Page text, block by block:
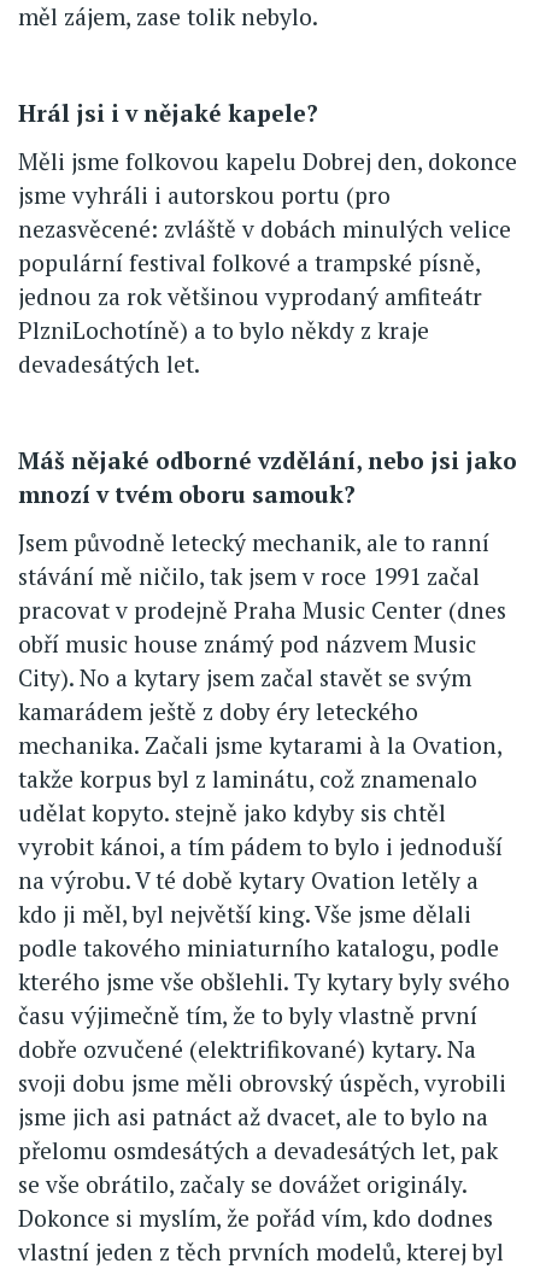
měl zájem, zase tolik nebylo.
Hrál jsi i v nějaké kapele?
Měli jsme folkovou kapelu Dobrej den, dokonce
jsme vyhráli i autorskou portu (pro
nezasvěcené: zvláště v dobách minulých velice
populární festival folkové a trampské písně,
jednou za rok většinou vyprodaný amfiteátr
PlzniLochotíně) a to bylo někdy z kraje
devadesátých let.
Máš nějaké odborné vzdělání, nebo jsi jako
mnozí v tvém oboru samouk?
Jsem původně letecký mechanik, ale to ranní
stávání mě ničilo, tak jsem v roce 1991 začal
pracovat v prodejně Praha Music Center (dnes
obří music house známý pod názvem Music
City). No a kytary jsem začal stavět se svým
kamarádem ještě z doby éry leteckého
mechanika. Začali jsme kytarami à la Ovation,
takže korpus byl z laminátu, což znamenalo
udělat kopyto. stejně jako kdyby sis chtěl
vyrobit kánoi, a tím pádem to bylo i jednoduší
na výrobu. V té době kytary Ovation letěly a
kdo ji měl, byl největší king. Vše jsme dělali
podle takového miniaturního katalogu, podle
kterého jsme vše obšlehli. Ty kytary byly svého
času výjimečně tím, že to byly vlastně první
dobře ozvučené (elektrifikované) kytary. Na
svoji dobu jsme měli obrovský úspěch, vyrobili
jsme jich asi patnáct až dvacet, ale to bylo na
přelomu osmdesátých a devadesátých let, pak
se vše obrátilo, začaly se dovážet originály.
Dokonce si myslím, že pořád vím, kdo dodnes
vlastní jeden z těch prvních modelů, kterej byl